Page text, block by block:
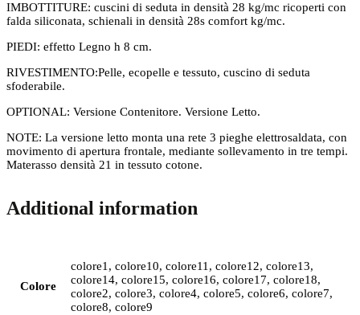
IMBOTTITURE: cuscini di seduta in densità 28 kg/mc ricoperti con
falda siliconata, schienali in densità 28s comfort kg/mc.
PIEDI: effetto Legno h 8 cm.
RIVESTIMENTO:Pelle, ecopelle e tessuto, cuscino di seduta
sfoderabile.
OPTIONAL: Versione Contenitore. Versione Letto.
NOTE: La versione letto monta una rete 3 pieghe elettrosaldata, con
movimento di apertura frontale, mediante sollevamento in tre tempi.
Materasso densità 21 in tessuto cotone.
Additional information
Colore
colore1, colore10, colore11, colore12, colore13,
colore14, colore15, colore16, colore17, colore18,
colore2, colore3, colore4, colore5, colore6, colore7,
colore8, colore9